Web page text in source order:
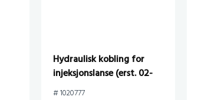
Hydraulisk kobling for
injeksjonslanse (erst. 02-
0645272)
# 1020777